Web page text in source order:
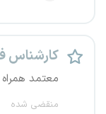
معتمد همراه
منقضی شده